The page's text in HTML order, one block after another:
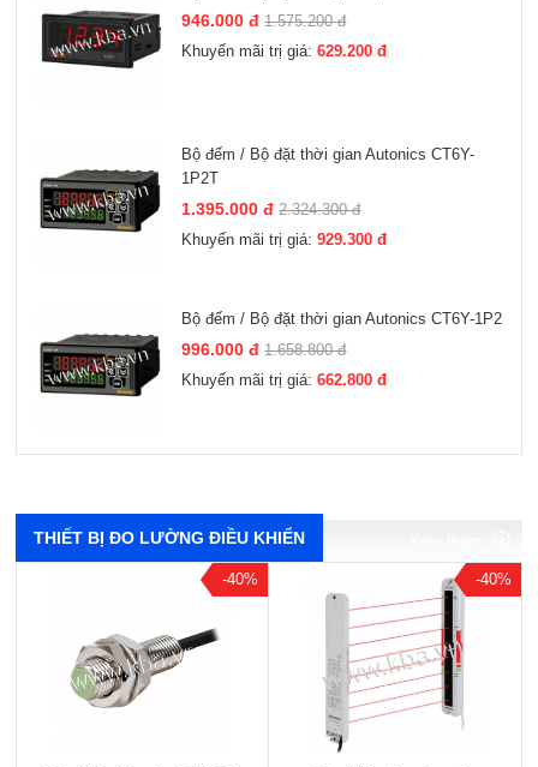
946.000 đ 1.575.200 đ
Khuyến mãi trị giá:629.200 đ
Bộ đếm / Bộ đặt thời gian Autonics CT6Y-
1P2T
1.395.000 đ 2.324.300 đ
Khuyến mãi trị giá:929.300 đ
Bộ đếm / Bộ đặt thời gian Autonics CT6Y-1P2
996.000 đ 1.658.800 đ
Khuyến mãi trị giá:662.800 đ
THIẾT BỊ ĐO LƯỜNG ĐIỀU KHIỂN
-40% -40%